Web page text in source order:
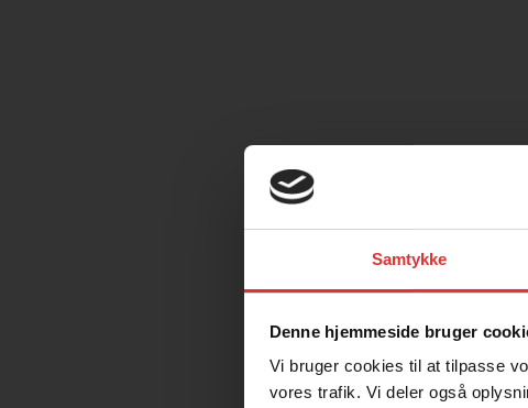
Samtykke
Denne hjemmeside bruger
Vi bruger cookies til at tilpasse
vores trafik. Vi deler også